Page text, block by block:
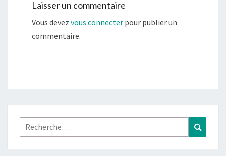
Laisser un commentaire
Vous devez vous connecter pour publier un
commentaire.
Rechercher :